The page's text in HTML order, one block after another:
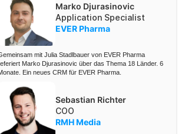
Marko Djurasinovic
Application Specialist
EVER Pharma
mit Julia Stadlbauer von EVER Pharma
Marko Djurasinovic über das Thema 18 Länder. 6
Ein neues CRM für EVER Pharma.
Sebastian Richter
COO
RMH Media